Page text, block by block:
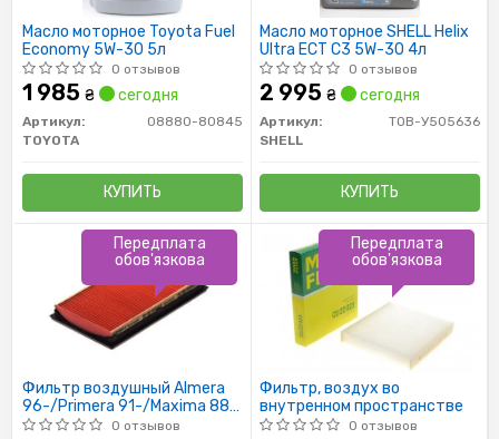
Масло моторное Toyota Fuel
Economy 5W-30 5л
0 отзывов
1 985 ₴ сегодня
Артикул:
08880-80845
TOYOTA
КУПИТЬ
Масло моторное SHELL Helix
Ultra ECT C3 5W-30 4л
0 отзывов
2 995 ₴ сегодня
Артикул:
ТОВ-У505636
SHELL
КУПИТЬ
Фильтр воздушный Almera
96-/Primera 91-/Maxima 88-
04/Murano 03-0 отзывов
Передплата
обов'язкова
Фильтр, воздух во
внутренном пространстве
0 отзывов
Передплата
обов'язкова